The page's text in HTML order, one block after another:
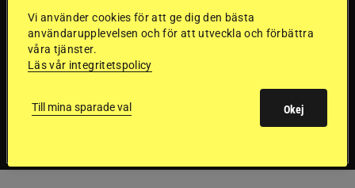
sämst i test
Stort test av ridhjälmar
Folksam har testat 15 ridhjälmar i olika
prisklasser för att se vilken som är den säkraste.
Det visar sig vara stor skillnad på säkerheten
mellan de olika hjälmarna – och dyrast är inte
Vi använder cookies för att ge dig den bästa
användarupplevelsen och för att utveckla och förbättra
våra tjänster.
Läs vår integritetspolicy
Till mina sparade val Okej